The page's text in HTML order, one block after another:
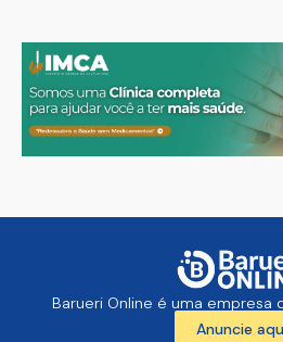
Barueri Online é uma empresa
Anuncie